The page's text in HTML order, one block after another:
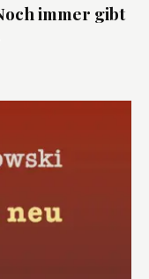
immer gibt